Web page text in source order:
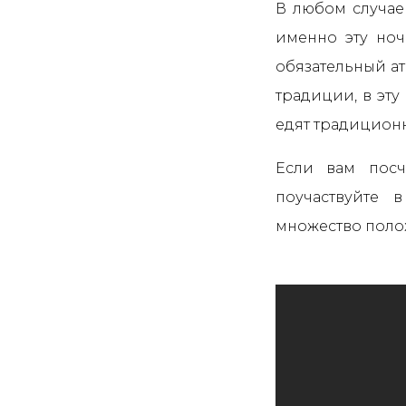
В любом
именно эту
обязательный
традиции, в
едят
Если вам
множество